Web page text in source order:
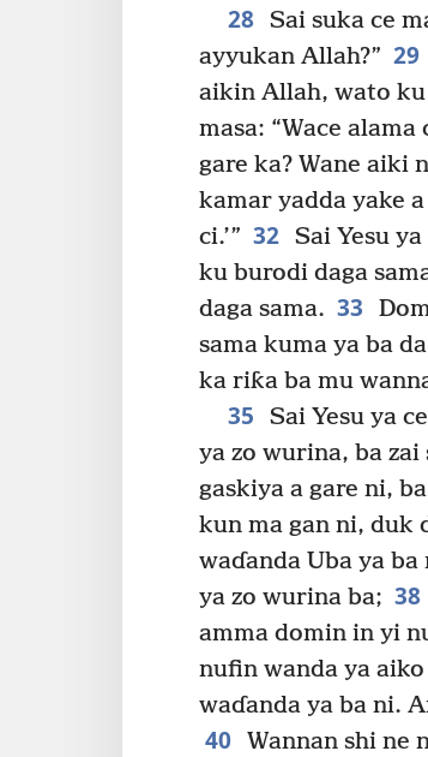
28 Sai suka ce
ayyukan Allah?” 29
aikin Allah, wato ku
masa: “Wace
gare ka? Wane aiki
kamar yadda yake
ci.’” 32 Sai Yesu
ku burodi daga
daga sama. 33
sama kuma ya ba
ka riƙa ba mu
35
Sai Yesu ya
ya zo wurina, ba
gaskiya a gare ni,
kun ma gan ni, duk
waɗanda Uba ya
ya zo wurina ba; 38
amma domin in yi
nufin wanda ya
waɗanda ya ba ni.
40 Wannan shi ne